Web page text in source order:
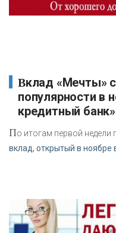
Вклад «Мечты» стал рекордным по
популярности в
кредитный банк»
По итогам первой недели
вклад, открытый в ноябре